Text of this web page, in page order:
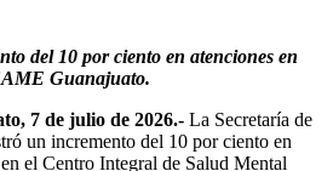
del 10 por ciento en atenciones en
Guanajuato.
7 de julio de 2026.- La Secretaría de
un incremento del 10 por ciento en
el Centro Integral de Salud Mental